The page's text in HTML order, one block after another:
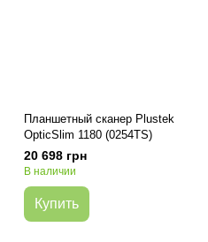
Планшетный сканер Plustek
OpticSlim 1180 (0254TS)
20 698 грн
В наличии
Купить